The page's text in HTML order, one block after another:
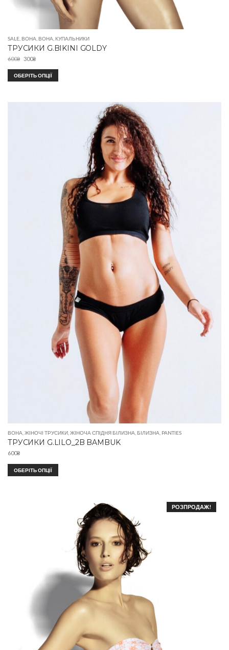
SALE ВОНА ВОНА КУПАЛЬНИКИ
ТРУСИКИ G.BIKINI GOLDY
600₴ 300₴
ОБЕРІТЬ ОПЦІЇ
ВОНА ЖІНОЧІ ТРУСИКИ ЖІНОЧА СПІДНЯ БІЛИЗНА БІЛИЗНА PANTIES
ТРУСИКИ G.LILO_2B BAMBUK
600₴
ОБЕРІТЬ ОПЦІЇ
РОЗПРОДАЖ!